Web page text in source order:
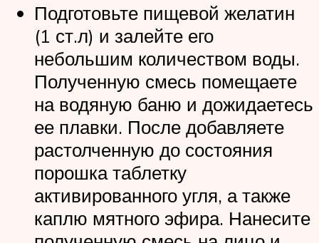
Подготовьте пищевой желатин
(1 ст.л) и залейте его
небольшим количеством воды.
Полученную смесь помещаете
на водяную баню и дожидаетесь
ее плавки. После добавляете
растолченную до состояния
порошка таблетку
активированного угля, а также
каплю мятного эфира. Нанесите